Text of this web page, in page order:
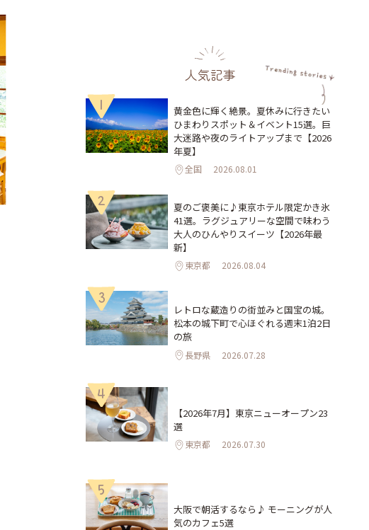
人気記事
1
黄金色に輝く絶景。夏休みに行きたい
ひまわりスポット＆イベント15選。巨
大迷路や夜のライトアップまで【2026
年夏】
全国 2026.08.01
2
夏のご褒美に♪東京ホテル限定かき氷
41選。ラグジュアリーな空間で味わう
大人のひんやりスイーツ【2026年最
新】
東京都 2026.08.04
3
レトロな蔵造りの街並みと国宝の城。
松本の城下町で心ほぐれる週末1泊2日
の旅
長野県 2026.07.28
4
【2026年7月】東京ニューオープン23
選
東京都 2026.07.30
5
大阪で朝活するなら♪ モーニングが人
気のカフェ5選